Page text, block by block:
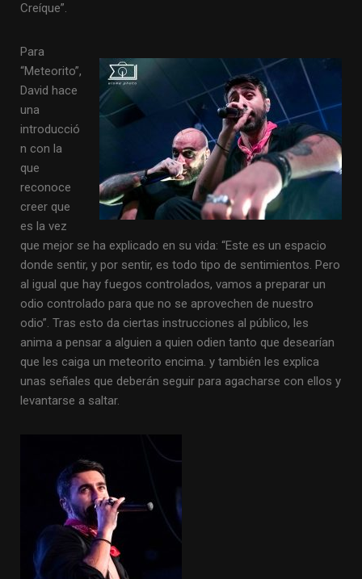
Creíque”.
Para
“Meteorito”,
David hace
una
introducció
n con la
que
reconoce
creer que
es la vez
que mejor se ha explicado en su vida: “Este es un espacio
donde sentir, y por sentir, es todo tipo de sentimientos. Pero
al igual que hay fuegos controlados, vamos a preparar un
odio controlado para que no se aprovechen de nuestro
odio”. Tras esto da ciertas instrucciones al público, les
anima a pensar a alguien a quien odien tanto que desearían
que les caiga un meteorito encima. y también les explica
unas señales que deberán seguir para agacharse con ellos y
levantarse a saltar.